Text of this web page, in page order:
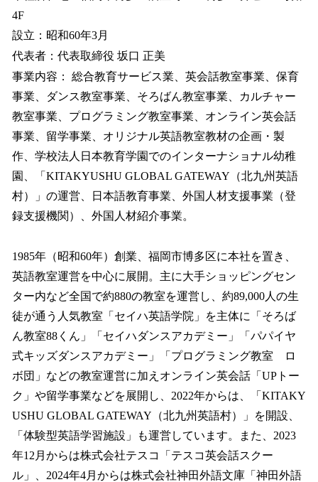
4F
設立：昭和60年3月
代表者：代表取締役 坂口 正美
事業内容： 総合教育サービス業、英会話教室事業、保育
事業、ダンス教室事業、そろばん教室事業、カルチャー
教室事業、プログラミング教室事業、オンライン英会話
事業、留学事業、オリジナル英語教室教材の企画・製
作、学校法人日本教育学園でのインターナショナル幼稚
園、「KITAKYUSHU GLOBAL GATEWAY（北九州英語
村）」の運営、日本語教育事業、外国人材支援事業（登
録支援機関）、外国人材紹介事業。
1985年（昭和60年）創業、福岡市博多区に本社を置き、
英語教室運営を中心に展開。主に大手ショッピングセン
ター内など全国で約880の教室を運営し、約89,000人の生
徒が通う人気教室「セイハ英語学院」を主体に「そろば
ん教室88くん」「セイハダンスアカデミー」「パパイヤ
式キッズダンスアカデミー」「プログラミング教室 ロ
ボ団」などの教室運営に加えオンライン英会話「UPトー
ク」や留学事業などを展開し、2022年からは、「KITAKY
USHU GLOBAL GATEWAY（北九州英語村）」を開設、
「体験型英語学習施設」も運営しています。また、2023
年12月からは株式会社テスコ「テスコ英会話スクー
ル」、2024年4月からは株式会社神田外語文庫「神田外語